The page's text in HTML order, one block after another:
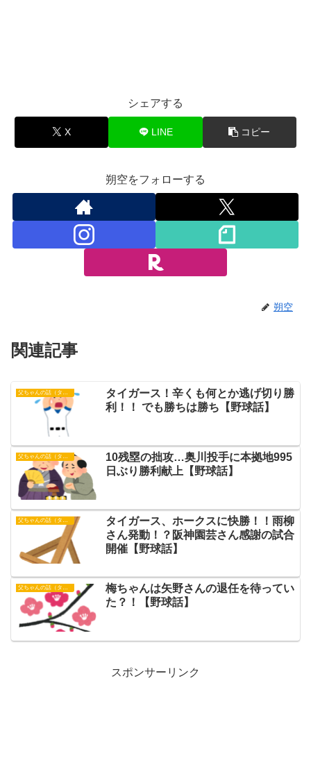
シェアする
X LINE コピー
朔空をフォローする
朔空
関連記事
父ちゃんの話（タイガース）
タイガース！辛くも何とか逃げ切り勝
利！！ でも勝ちは勝ち【野球話】
父ちゃんの話（タイガース）
10残塁の拙攻…奥川投手に本拠地995
日ぶり勝利献上【野球話】
タイガース、ホークスに快勝！！雨柳
さん発動！？阪神園芸さん感謝の試合
開催【野球話】
父ちゃんの話（タイガース）
梅ちゃんは矢野さんの退任を待ってい
た？！【野球話】
スポンサーリンク